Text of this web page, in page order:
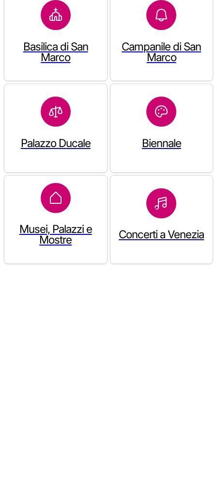
Basilica di San
Marco
Campanile di San
Marco
Palazzo Ducale Biennale
Musei, Palazzi e
Mostre
Concerti a Venezia